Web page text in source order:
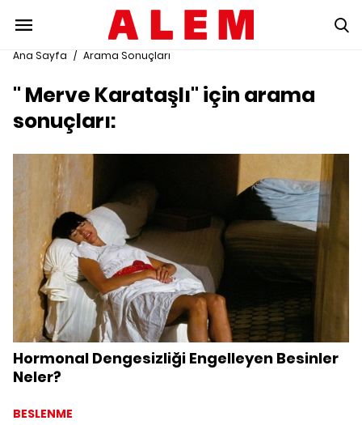
Ana Sayfa / Arama Sonuçları
" Merve Karataşlı" için arama
sonuçları:
Hormonal Dengesizliği Engelleyen Besinler
Neler?
BESLENME